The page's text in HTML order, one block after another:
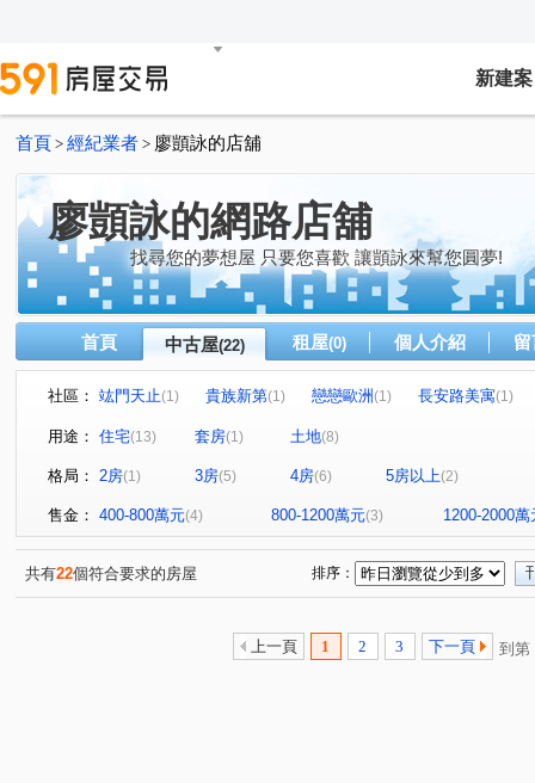
新建案
首頁 > 經紀業者 > 廖顗詠的店舖
廖顗詠的網路店舖
找尋您的夢想屋 只要您喜歡 讓顗詠來幫您圓夢!
首頁 中古屋(22) 租屋(0) 個人介紹
社區： 竑門天止(1) 貴族新第(1) 戀戀歐洲(1) 長安路美寓(1)
竹城大阪 羅馬天下大樓 (1)
振興街 青山段 石頭段(1) 仁愛路(1)
環北路(1) 大牛欄段 民權路二段(1) 莊敬路(1)
環
仁德二街(1)
用途： 住宅(13) 套房(1) 土地(8)
格局： 2房(1) 3房(5) 4房(6) 5房以上(2)
售金： 400-800萬元(4) 800-1200萬元(3) 1200-2000萬
共有22個符合要求的房屋 排序：
上一頁 1 2 3 下一頁 到第